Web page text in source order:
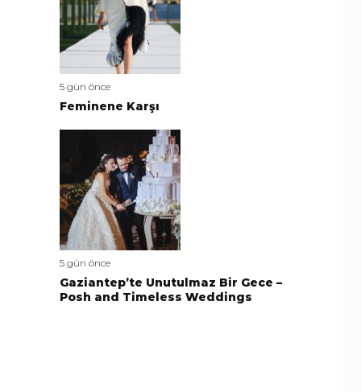
5 gün önce
Feminene Karşı
5 gün önce
Gaziantep’te Unutulmaz Bir Gece –
Posh and Timeless Weddings